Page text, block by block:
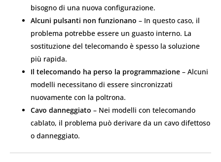
bisogno di una nuova configurazione.
Alcuni pulsanti non funzionano – In questo caso, il
problema potrebbe essere un guasto interno. La
sostituzione del telecomando è spesso la soluzione
più rapida.
Il telecomando ha perso la programmazione – Alcuni
modelli necessitano di essere sincronizzati
nuovamente con la poltrona.
Cavo danneggiato – Nei modelli con telecomando
cablato, il problema può derivare da un cavo difettoso
o danneggiato.